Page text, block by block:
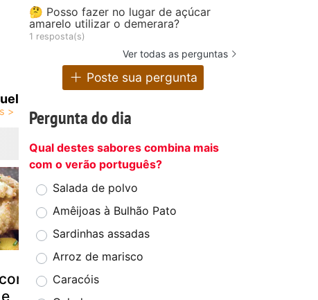
Croquetes de
frango e curry
🤔 Posso fazer no lugar de açúcar
amarelo utilizar o demerara?
1 resposta(s)
Ver todas as perguntas
Poste sua pergunta
Pergunta do dia
Qual destes sabores combina mais
com o verão português?
Salada de polvo
Amêijoas à Bulhão Pato
Sardinhas assadas
Arroz de marisco
Caracóis